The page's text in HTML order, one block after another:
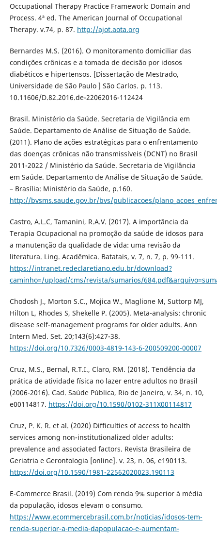
Occupational Therapy Practice Framework: Domain and
Process. 4ª ed. The American Journal of Occupational
Therapy. v.74, p. 87. http://ajot.aota.org
Bernardes M.S. (2016). O monitoramento domiciliar das
condições crônicas e a tomada de decisão por idosos
diabéticos e hipertensos. [Dissertação de Mestrado,
Universidade de São Paulo ] São Carlos. p. 113.
10.11606/D.82.2016.de-22062016-112424
Brasil. Ministério da Saúde. Secretaria de Vigilância em
Saúde. Departamento de Análise de Situação de Saúde.
(2011). Plano de ações estratégicas para o enfrentamento
das doenças crônicas não transmissíveis (DCNT) no Brasil
2011-2022 / Ministério da Saúde. Secretaria de Vigilância
em Saúde. Departamento de Análise de Situação de Saúde.
– Brasília: Ministério da Saúde, p.160.
http://bvsms.saude.gov.br/bvs/publicacoes/
Castro, A.L.C, Tamanini, R.A.V. (2017). A importância da
Terapia Ocupacional na promoção da saúde de idosos para
a manutenção da qualidade de vida: uma revisão da
literatura. Ling. Acadêmica. Batatais, v. 7, n. 7, p. 99-111.
https://intranet.redeclaretiano.edu.br/download?
caminho=/upload/cms/revista/sumarios/
Chodosh J., Morton S.C., Mojica W., Maglione M, Suttorp MJ,
Hilton L, Rhodes S, Shekelle P. (2005). Meta-analysis: chronic
disease self-management programs for older adults. Ann
Intern Med. Set. 20;143(6):427-38.
https://doi.org/10.7326/0003-4819-143-6-200509200-00007
Cruz, M.S., Bernal, R.T.I., Claro, RM. (2018). Tendência da
prática de atividade física no lazer entre adultos no Brasil
(2006-2016). Cad. Saúde Pública, Rio de Janeiro, v. 34, n. 10,
e00114817. https://doi.org/10.1590/0102-311X00114817
Cruz, P. K. R. et al. (2020) Difficulties of access to health
services among non-institutionalized older adults:
prevalence and associated factors. Revista Brasileira de
Geriatria e Gerontologia [online]. v. 23, n. 06, e190113.
https://doi.org/10.1590/1981-22562020023.190113
E-Commerce Brasil. (2019) Com renda 9% superior à média
da população, idosos elevam o consumo.
https://www.ecommercebrasil.com.br/noticias/idosos-tem-
renda-superior-a-media-dapopulacao-e-aumentam-